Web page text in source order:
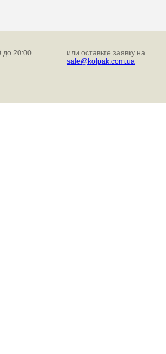
до 20:00
или оставьте заявку на
sale@kolpak.com.ua